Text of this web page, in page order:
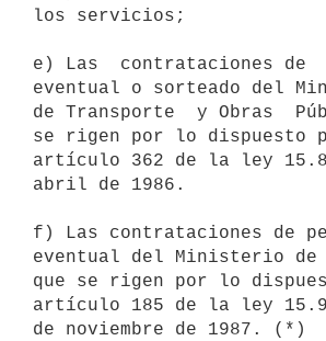
los servicios;
e) Las  contrataciones de
eventual o sorteado del
de Transporte  y Obras
se rigen por lo dispuesto
artículo 362 de la ley
abril de 1986.
f) Las contrataciones de
eventual del Ministerio de
que se rigen por lo
artículo 185 de la ley
de noviembre de 1987. (*)